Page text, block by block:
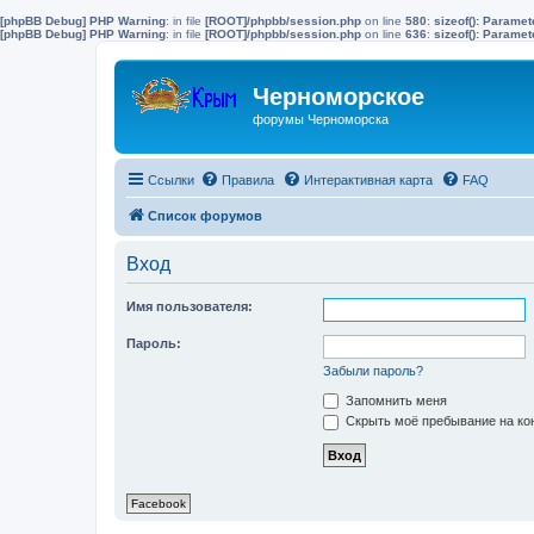
[phpBB Debug] PHP Warning: in file [ROOT]/phpbb/session.php on line 580: sizeof():
[phpBB Debug] PHP Warning: in file [ROOT]/phpbb/session.php on line 636: sizeof():
Черноморское
форумы Черноморска
Ссылки Правила Интерактивная карта FAQ
Список форумов
Вход
Имя пользователя:
Пароль:
Забыли пароль?
Запомнить меня
Скрыть моё пребывание на
Facebook